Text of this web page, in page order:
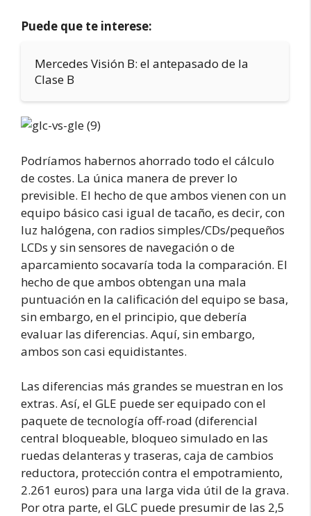
Puede que te interese:
Mercedes Visión B: el antepasado de la
Clase B
Podríamos habernos ahorrado todo el cálculo
de costes. La única manera de prever lo
previsible. El hecho de que ambos vienen con un
equipo básico casi igual de tacaño, es decir, con
luz halógena, con radios simples/CDs/pequeños
LCDs y sin sensores de navegación o de
aparcamiento socavaría toda la comparación. El
hecho de que ambos obtengan una mala
puntuación en la calificación del equipo se basa,
sin embargo, en el principio, que debería
evaluar las diferencias. Aquí, sin embargo,
ambos son casi equidistantes.
Las diferencias más grandes se muestran en los
extras. Así, el GLE puede ser equipado con el
paquete de tecnología off-road (diferencial
central bloqueable, bloqueo simulado en las
ruedas delanteras y traseras, caja de cambios
reductora, protección contra el empotramiento,
2.261 euros) para una larga vida útil de la grava.
Por otra parte, el GLC puede presumir de las 2,5